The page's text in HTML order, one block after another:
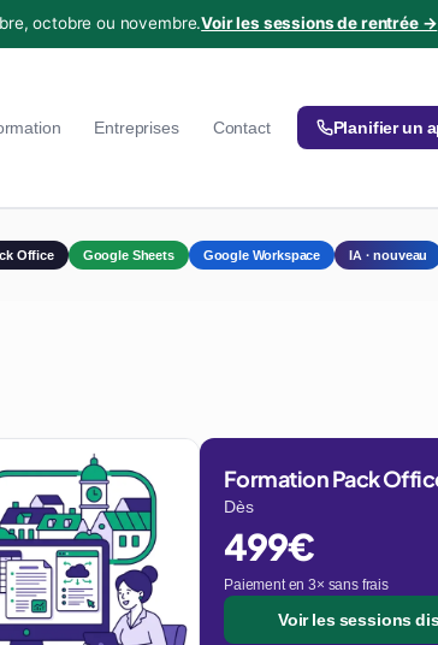
octobre ou novembre.Voir les sessions de rentrée →
Entreprises Contact Planifier un
Office Google Sheets Google Workspace IA · nouveau
Formation Pack
Dès
499€
Paiement en 3× sans frais
Voir les sessions